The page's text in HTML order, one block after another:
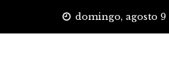
domingo, agosto 9